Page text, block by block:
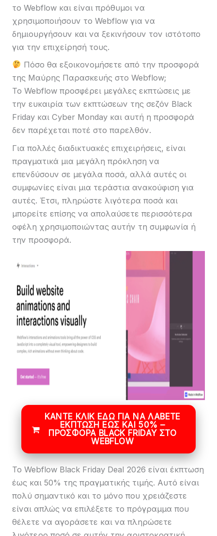
το Webflow και είναι πρόθυμοι να
χρησιμοποιήσουν το Webflow για να
δημιουργήσουν και να ξεκινήσουν τον ιστότοπο
για την επιχείρησή τους.
Πόσο θα εξοικονομήσετε από την προσφορά
της Μαύρης Παρασκευής στο Webflow;
Το Webflow προσφέρει μεγάλες εκπτώσεις με
την ευκαιρία των εκπτώσεων της σεζόν Black
Friday και Cyber ​​Monday και αυτή η προσφορά
δεν παρέχεται ποτέ στο παρελθόν.
Για πολλές διαδικτυακές επιχειρήσεις, είναι
πραγματικά μια μεγάλη πρόκληση να
επενδύσουν σε μεγάλα ποσά, αλλά αυτές οι
συμφωνίες είναι μια τεράστια ανακούφιση για
αυτές. Έτσι, πληρώστε λιγότερα ποσά και
μπορείτε επίσης να απολαύσετε περισσότερα
οφέλη χρησιμοποιώντας αυτήν τη συμφωνία ή
την προσφορά.
ΚΆΝΤΕ ΚΛΙΚ ΕΔΏ ΓΙΑ ΝΑ ΛΆΒΕΤΕ
ΈΚΠΤΩΣΗ ΈΩΣ ΚΑΙ 50% –
ΠΡΟΣΦΟΡΆ BLACK FRIDAY ΣΤΟ
WEBFLOW
Το Webflow Black Friday Deal 2026 είναι έκπτωση
έως και 50% της πραγματικής τιμής. Αυτό είναι
πολύ σημαντικό και το μόνο που χρειάζεστε
είναι απλώς να επιλέξετε το πρόγραμμα που
θέλετε να αγοράσετε και να πληρώσετε